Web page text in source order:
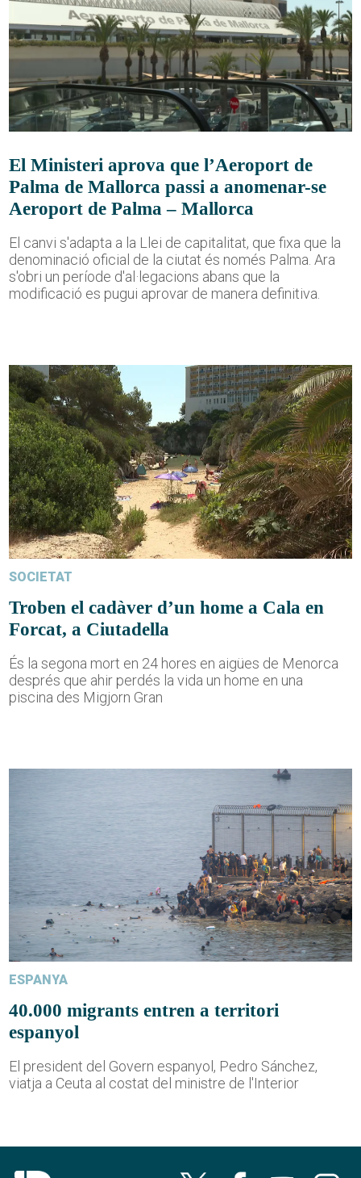
El Ministeri aprova que l’Aeroport de
Palma de Mallorca passi a anomenar-se
Aeroport de Palma – Mallorca
El canvi s'adapta a la Llei de capitalitat, que fixa que la
denominació oficial de la ciutat és només Palma. Ara
s'obri un període d'al·legacions abans que la
modificació es pugui aprovar de manera definitiva.
SOCIETAT
Troben el cadàver d’un home a Cala en
Forcat, a Ciutadella
És la segona mort en 24 hores en aigües de Menorca
després que ahir perdés la vida un home en una
piscina des Migjorn Gran
ESPANYA
40.000 migrants entren a territori
espanyol
El president del Govern espanyol, Pedro Sánchez,
viatja a Ceuta al costat del ministre de l'Interior